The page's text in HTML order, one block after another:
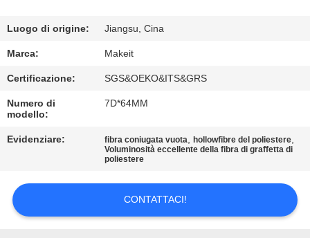
RICHIEDA
UNA
CITAZIONE
MAPPA
DEL
PRIVACY
POLICY
Luogo di origine: Jiangsu, Cina
Marca: Makeit
Certificazione: SGS&OEKO&ITS&GRS
Numero di
modello:
7D*64MM
Evidenziare: fibra coniugata vuota,hollowfibre del poliestere,
Voluminosità eccellente della fibra di graffetta di
poliestere
CONTATTACI!